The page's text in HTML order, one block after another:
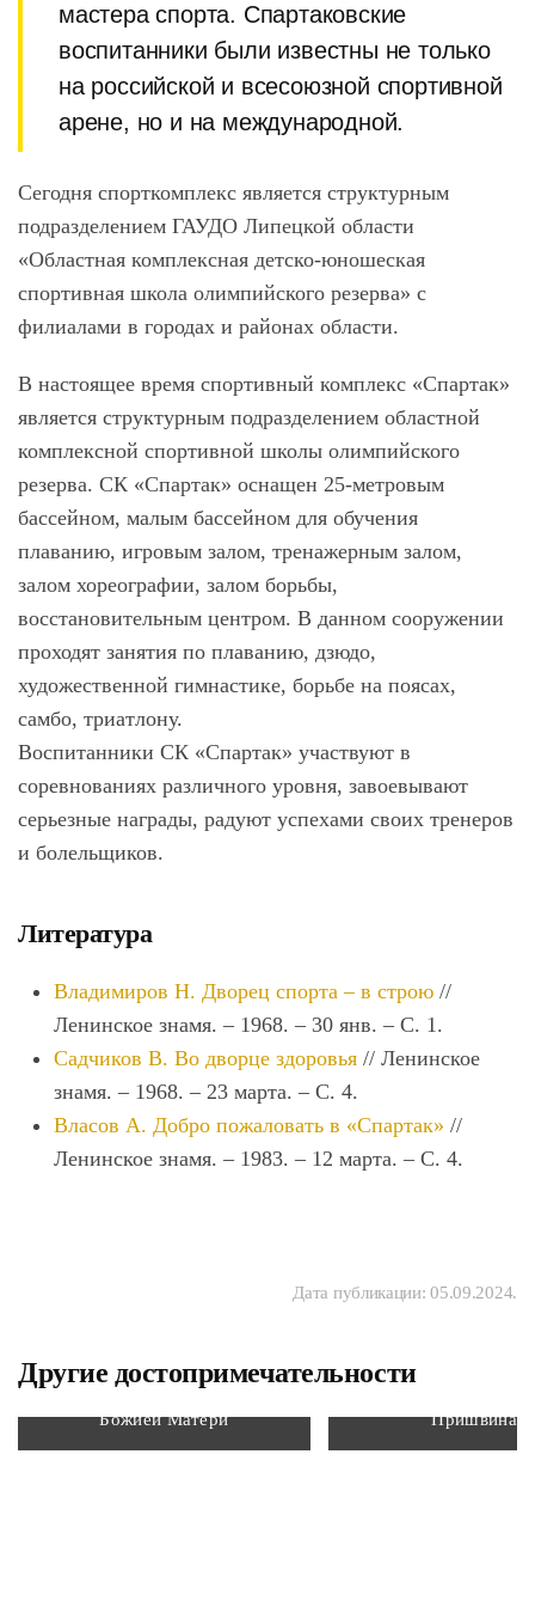
мастера спорта. Спартаковские
воспитанники были известны не только
на российской и всесоюзной спортивной
арене, но и на международной.
Сегодня спорткомплекс является структурным
подразделением ГАУДО Липецкой области
«Областная комплексная детско-юношеская
спортивная школа олимпийского резерва» с
филиалами в городах и районах области.
В настоящее время спортивный комплекс «Спартак»
является структурным подразделением областной
комплексной спортивной школы олимпийского
резерва. СК «Спартак» оснащен 25-метровым
бассейном, малым бассейном для обучения
плаванию, игровым залом, тренажерным залом,
залом хореографии, залом борьбы,
восстановительным центром. В данном сооружении
проходят занятия по плаванию, дзюдо,
художественной гимнастике, борьбе на поясах,
самбо, триатлону.
Воспитанники СК «Спартак» участвуют в
соревнованиях различного уровня, завоевывают
серьезные награды, радуют успехами своих тренеров
и болельщиков.
Литература
Владимиров Н. Дворец спорта – в строю //
Ленинское знамя. – 1968. – 30 янв. – С. 1.
Садчиков В. Во дворце здоровья // Ленинское
знамя. – 1968. – 23 марта. – С. 4.
Власов А. Добро пожаловать в «Спартак» //
Ленинское знамя. – 1983. – 12 марта. – С. 4.
Дата публикации:05.09.2024.
Другие достопримечательности
Храм Владимирской иконы
Божией Матери
Пришвина